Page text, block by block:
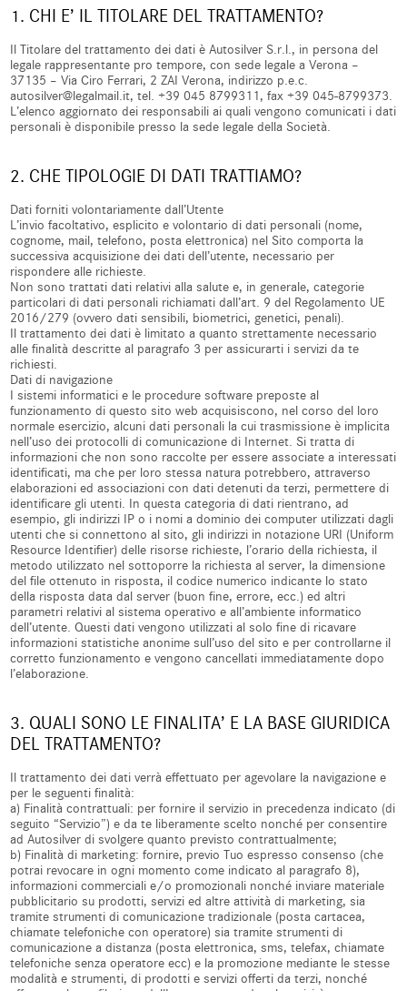
1. CHI E’ IL TITOLARE DEL TRATTAMENTO?
Il Titolare del trattamento dei dati è Autosilver S.r.l., in persona del
legale rappresentante pro tempore, con sede legale a Verona –
37135 – Via Ciro Ferrari, 2 ZAI Verona, indirizzo p.e.c.
autosilver@legalmail.it, tel. +39 045 8799311, fax +39 045-8799373.
L’elenco aggiornato dei responsabili ai quali vengono comunicati i dati
personali è disponibile presso la sede legale della Società.
2. CHE TIPOLOGIE DI DATI TRATTIAMO?
Dati forniti volontariamente dall’Utente
L’invio facoltativo, esplicito e volontario di dati personali (nome,
cognome, mail, telefono, posta elettronica) nel Sito comporta la
successiva acquisizione dei dati dell’utente, necessario per
rispondere alle richieste.
Non sono trattati dati relativi alla salute e, in generale, categorie
particolari di dati personali richiamati dall’art. 9 del Regolamento UE
2016/279 (ovvero dati sensibili, biometrici, genetici, penali).
Il trattamento dei dati è limitato a quanto strettamente necessario
alle finalità descritte al paragrafo 3 per assicurarti i servizi da te
richiesti.
Dati di navigazione
I sistemi informatici e le procedure software preposte al
funzionamento di questo sito web acquisiscono, nel corso del loro
normale esercizio, alcuni dati personali la cui trasmissione è implicita
nell’uso dei protocolli di comunicazione di Internet. Si tratta di
informazioni che non sono raccolte per essere associate a interessati
identificati, ma che per loro stessa natura potrebbero, attraverso
elaborazioni ed associazioni con dati detenuti da terzi, permettere di
identificare gli utenti. In questa categoria di dati rientrano, ad
esempio, gli indirizzi IP o i nomi a dominio dei computer utilizzati dagli
utenti che si connettono al sito, gli indirizzi in notazione URI (Uniform
Resource Identifier) delle risorse richieste, l’orario della richiesta, il
metodo utilizzato nel sottoporre la richiesta al server, la dimensione
del file ottenuto in risposta, il codice numerico indicante lo stato
della risposta data dal server (buon fine, errore, ecc.) ed altri
parametri relativi al sistema operativo e all’ambiente informatico
dell’utente. Questi dati vengono utilizzati al solo fine di ricavare
informazioni statistiche anonime sull’uso del sito e per controllarne il
corretto funzionamento e vengono cancellati immediatamente dopo
l’elaborazione.
3. QUALI SONO LE FINALITA’ E LA BASE GIURIDICA
DEL TRATTAMENTO?
Il trattamento dei dati verrà effettuato per agevolare la navigazione e
per le seguenti finalità:
a) Finalità contrattuali: per fornire il servizio in precedenza indicato (di
seguito “Servizio”) e da te liberamente scelto nonché per consentire
ad Autosilver di svolgere quanto previsto contrattualmente;
b) Finalità di marketing: fornire, previo Tuo espresso consenso (che
potrai revocare in ogni momento come indicato al paragrafo 8),
informazioni commerciali e/o promozionali nonché inviare materiale
pubblicitario su prodotti, servizi ed altre attività di marketing, sia
tramite strumenti di comunicazione tradizionale (posta cartacea,
chiamate telefoniche con operatore) sia tramite strumenti di
comunicazione a distanza (posta elettronica, sms, telefax, chiamate
telefoniche senza operatore ecc) e la promozione mediante le stesse
modalità e strumenti, di prodotti e servizi offerti da terzi, nonché